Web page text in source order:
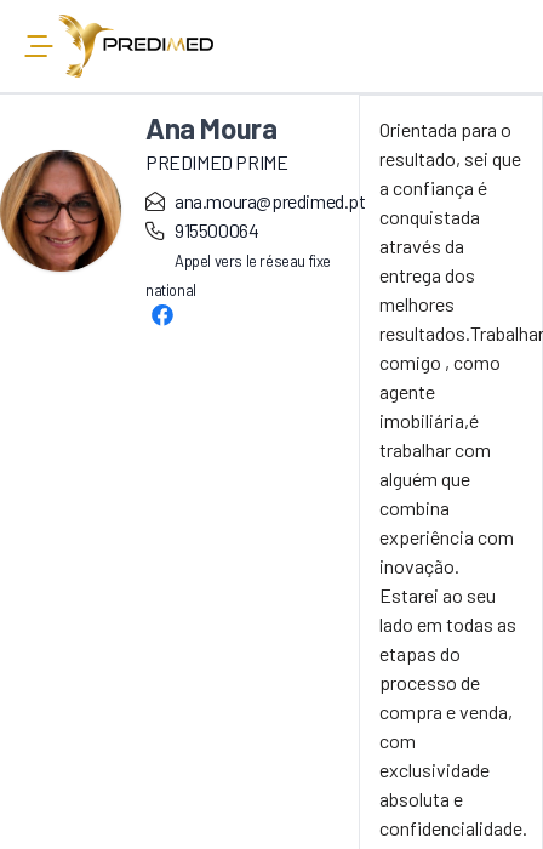
Ana Moura
PREDIMED PRIME
ana.moura@predimed.pt
915500064
Appel vers le réseau fixe
national
Orientada para o
resultado, sei que
a confiança é
conquistada
através da
entrega dos
melhores
comigo , como
agente
imobiliária,é
trabalhar com
alguém que
combina
experiência com
inovação.
Estarei ao seu
lado em todas as
etapas do
processo de
compra e venda,
com
exclusividade
absoluta e
confidencialidade.